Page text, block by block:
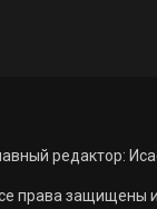
редактор:
права защищены